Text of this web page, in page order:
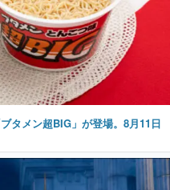
タメン超BIG」が登場。8月11日